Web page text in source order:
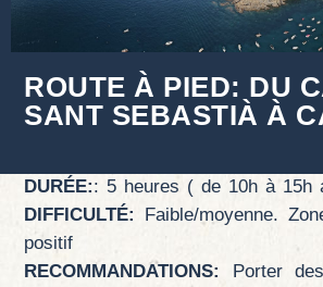
ROUTE À PIED: DU
SANT SEBASTIÀ À
DURÉE:: 5 heures ( de 10h à 15h
DIFFICULTÉ:
Faible/moyenne.
positif
RECOMMANDATIONS:
Porter